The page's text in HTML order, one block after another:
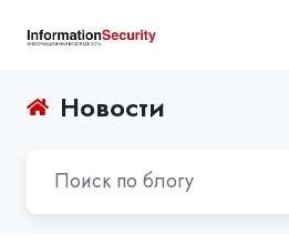
Новости